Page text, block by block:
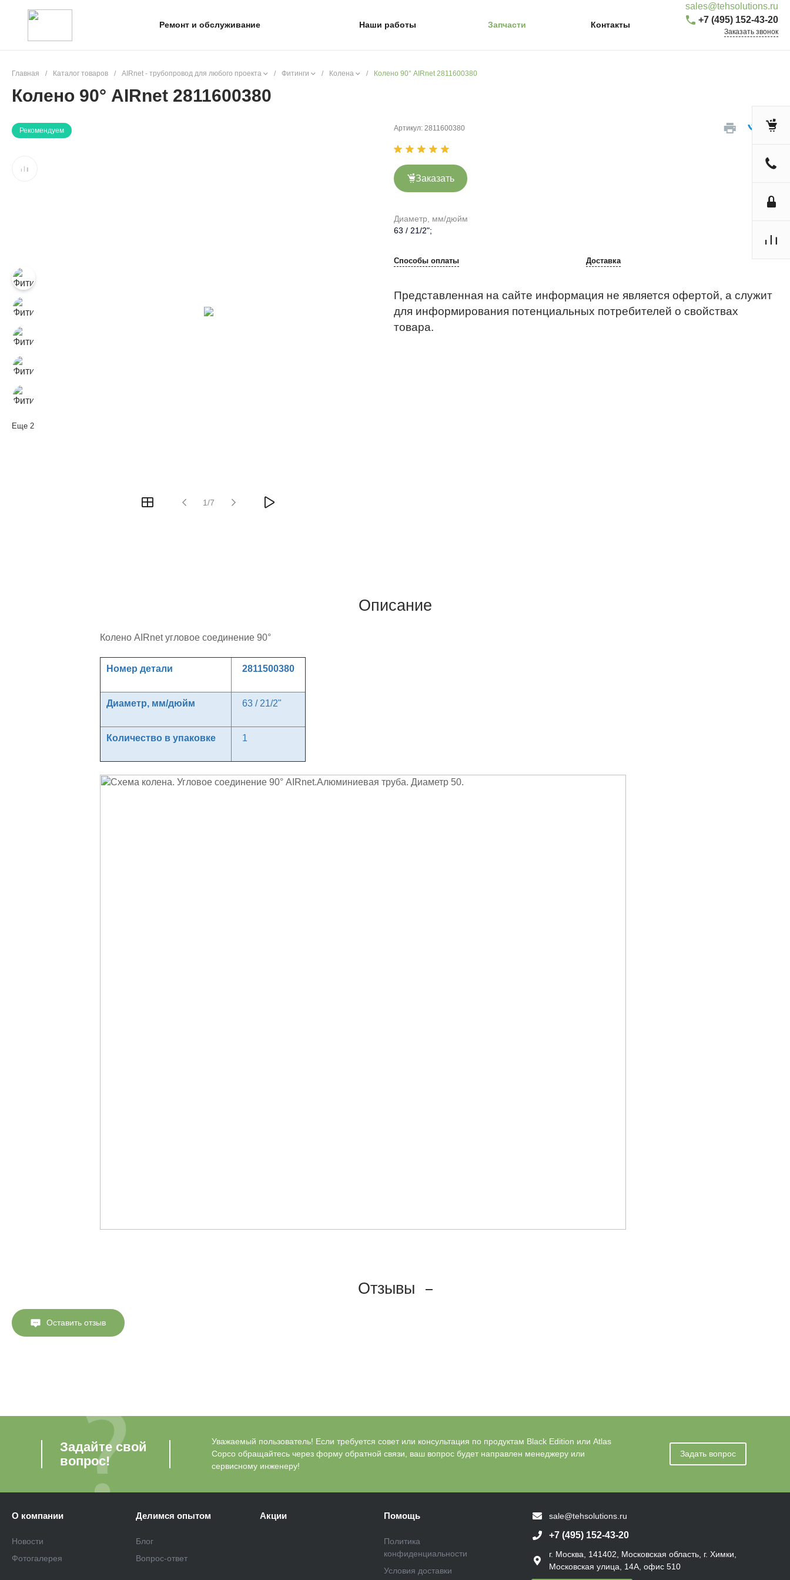
Ремонт и обслуживание Наши работы Запчасти Контакты
sales@tehsolutions.ru
+7 (495) 152-43-20
Заказать звонок
Главная / Каталог товаров / AIRnet - трубопровод для любого проекта / Фитинги / Колена / Колено 90° AIRnet 2811600380
Колено 90° AIRnet 2811600380
Рекомендуем
Еще 2
1/7
Артикул: 2811600380
Заказать
Диаметр, мм/дюйм
63 / 21/2";
Способы оплаты Доставка
Представленная на сайте информация не является офертой, а служит
для информирования потенциальных потребителей о свойствах
товара.
Описание
Колено AIRnet угловое соединение 90°
Номер детали 2811500380
Диаметр, мм/дюйм 63 / 21/2"
Количество в упаковке 1
Отзывы
Оставить отзыв
Задайте свой
вопрос!
Уважаемый пользователь! Если требуется совет или консультация по продуктам Black Edition или Atlas
Copco обращайтесь через форму обратной связи, ваш вопрос будет направлен менеджеру или
сервисному инженеру!
Задать вопрос
О компании
Новости
Фотогалерея
Делимся опытом
Блог
Вопрос-ответ
Акции Помощь
Политика
конфиденциальности
Условия доставки
sale@tehsolutions.ru
+7 (495) 152-43-20
г. Москва, 141402, Московская область, г. Химки,
Московская улица, 14А, офис 510